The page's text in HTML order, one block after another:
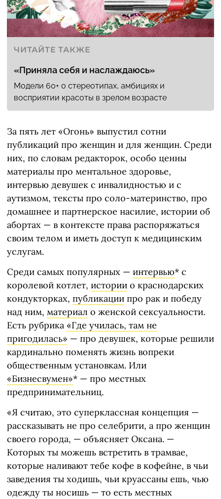
ЧИТАЙТЕ ТАКЖЕ
«Приняла себя и наслаждаюсь»
Модели 60+ о стереотипах, амбициях и
восприятии красоты в зрелом возрасте
За пять лет «Огонь» выпустил сотни
публикаций про женщин и для женщин. Среди
них, по словам редакторок, особо ценны
материалы про ментальное здоровье,
интервью девушек с инвалидностью и с
аутизмом, тексты про соло-материнство, про
домашнее и партнерское насилие, истории об
абортах — в контексте права распоряжаться
своим телом и иметь доступ к медицинским
услугам.
Среди самых популярных — интервью* с
королевой котлет, истории о краснодарских
кондукторках, публикации про рак и победу
над ним, материал о женской сексуальности.
Есть рубрика «Где училась, там не
пригодилась» — про девушек, которые решили
кардинально поменять жизнь вопреки
общественным установкам. Или
«Бизнесвумен»* — про местных
предпринимательниц.
«Я считаю, это суперклассная концепция —
рассказывать не про селебрити, а про женщин
своего города, — объясняет Оксана. —
Которых ты можешь встретить в трамвае,
которые наливают тебе кофе в кофейне, в чьи
заведения ты ходишь, чьи круассаны ешь, чью
одежду ты носишь — то есть местных